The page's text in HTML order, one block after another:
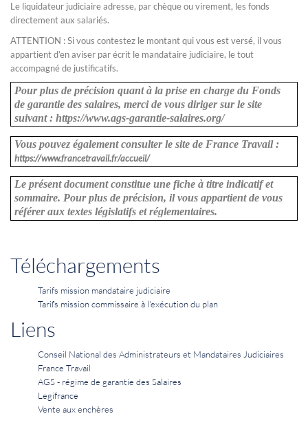
Le liquidateur judiciaire adresse, par chèque ou virement, les fonds
directement aux salariés.
ATTENTION : Si vous contestez le montant qui vous est versé, il vous
appartient d’en aviser par écrit le mandataire judiciaire, le tout
accompagné de justificatifs.
Pour plus de précision quant à la prise en charge du Fonds
de garantie des salaires, merci de vous diriger sur le site
suivant : https://www.ags-garantie-salaires.org/
Vous pouvez également consulter le site de France Travail :
https://www.francetravail.fr/accueil/
Le présent document constitue une fiche à titre indicatif et
sommaire. Pour plus de précision, il vous appartient de vous
référer aux textes législatifs et réglementaires.
Téléchargements
Tarifs mission mandataire judiciaire
Tarifs mission commissaire à l'exécution du plan
Liens
Conseil National des Administrateurs et Mandataires Judiciaires
France Travail
AGS - régime de garantie des Salaires
Legifrance
Vente aux enchères